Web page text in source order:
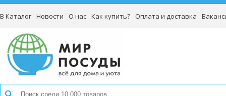
В Каталог Новости О нас Как купить? Оплата и доставка